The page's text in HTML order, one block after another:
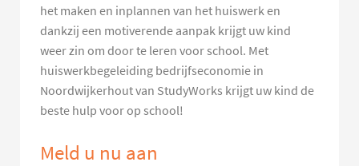
het maken en inplannen van het huiswerk en
dankzij een motiverende aanpak krijgt uw kind
weer zin om door te leren voor school. Met
huiswerkbegeleiding bedrijfseconomie in
Noordwijkerhout van StudyWorks krijgt uw kind de
beste hulp voor op school!
Meld u nu aan